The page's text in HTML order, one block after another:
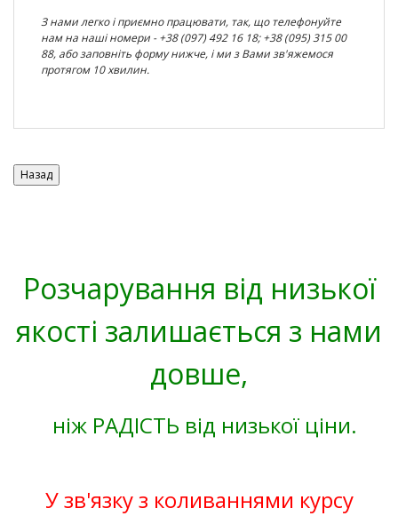
З нами легко і приємно працювати, так, що телефонуйте
нам на наші номери - +38 (097) 492 16 18; +38 (095) 315 00
88, або заповніть форму нижче, і ми з Вами зв'яжемося
протягом 10 хвилин.
Розчарування від низької
якості залишається з нами
довше,
ніж РАДІСТЬ від низької ціни.
У зв'язку з коливаннями курсу